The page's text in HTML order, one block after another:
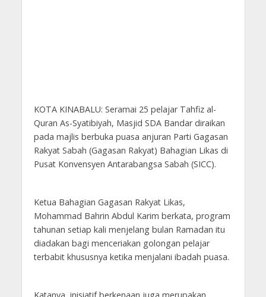
KOTA KINABALU: Seramai 25 pelajar Tahfiz al-
Quran As-Syatibiyah, Masjid SDA Bandar diraikan
pada majlis berbuka puasa anjuran Parti Gagasan
Rakyat Sabah (Gagasan Rakyat) Bahagian Likas di
Pusat Konvensyen Antarabangsa Sabah (SICC).
Ketua Bahagian Gagasan Rakyat Likas,
Mohammad Bahrin Abdul Karim berkata, program
tahunan setiap kali menjelang bulan Ramadan itu
diadakan bagi menceriakan golongan pelajar
terbabit khususnya ketika menjalani ibadah puasa.